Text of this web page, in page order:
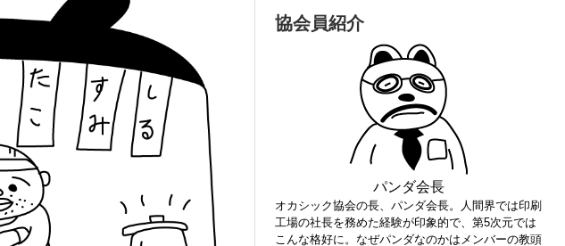
協会員紹介
パンダ会長
オカシック協会の長、パンダ会長。人間界では印刷
工場の社長を務めた経験が印象的で、第5次元では
こんな格好に。なぜパンダなのかはメンバーの教頭